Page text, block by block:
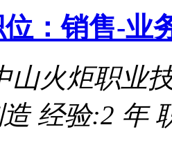
：销售-业
山火炬职业
经验:2 年